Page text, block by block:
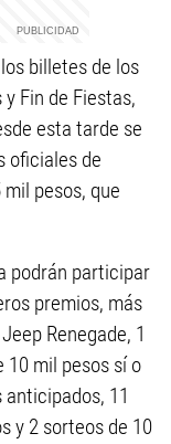
billetes de los
Fin de Fiestas,
esta tarde se
oficiales de
pesos, que
podrán participar
premios, más
Renegade, 1
10 mil pesos sí o
11
y 2 sorteos de 10